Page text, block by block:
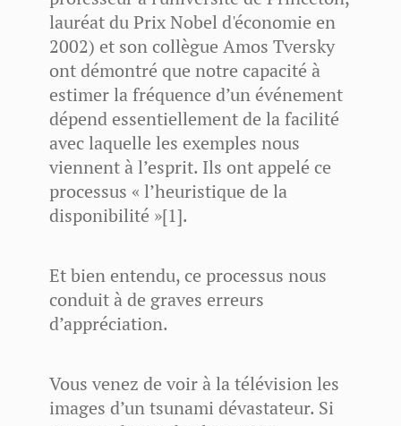
lauréat du Prix Nobel d'économie en
2002) et son collègue Amos Tversky
ont démontré que notre capacité à
estimer la fréquence d’un événement
dépend essentiellement de la facilité
avec laquelle les exemples nous
viennent à l’esprit. Ils ont appelé ce
processus « l’heuristique de la
disponibilité »[1].
Et bien entendu, ce processus nous
conduit à de graves erreurs
d’appréciation.
Vous venez de voir à la télévision les
images d’un tsunami dévastateur. Si